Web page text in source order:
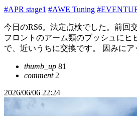
#APR stage1 #AWE Tuning
今日のRS6。法定点検でした。前回
フロントのアーム類のブッシュにヒ
で、近いうちに交換です。 因みにア
thumb_up 81
comment2
2026/06/06 22:24